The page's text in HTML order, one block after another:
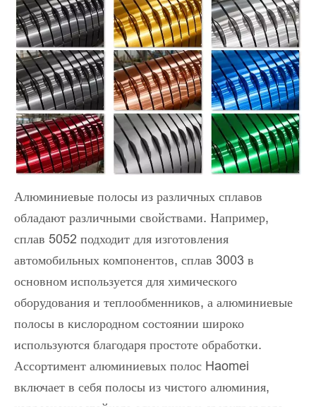
Алюминиевые полосы из различных сплавов
обладают различными свойствами. Например,
сплав 5052 подходит для изготовления
автомобильных компонентов, сплав 3003 в
основном используется для химического
оборудования и теплообменников, а алюминиевые
полосы в кислородном состоянии широко
используются благодаря простоте обработки.
Ассортимент алюминиевых полос Haomei
включает в себя полосы из чистого алюминия,